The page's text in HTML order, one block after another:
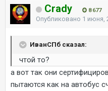
Crady 8 677
Опубликовано 1 июня,
ИванСПб сказал:
чтой то?
а вот так они
пытаются как на автобус